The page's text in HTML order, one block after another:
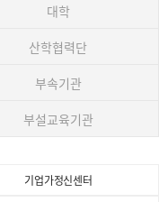
대학
산학협력단
부속기관
부설교육기관
기업가정신센터